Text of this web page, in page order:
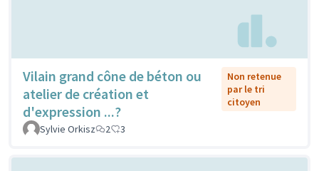
Vilain grand cône de béton ou
atelier de création et
d'expression ...?
Non retenue
par le tri
citoyen
Sylvie Orkisz 2 3